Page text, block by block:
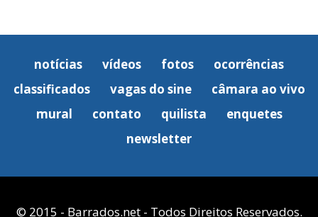
notícias vídeos fotos
ocorrências
classificados
vagas do sine
câmara ao vivo
mural
contato quilista
enquetes
newsletter
© 2015 - Barrados.net - Todos Direitos Reservados.